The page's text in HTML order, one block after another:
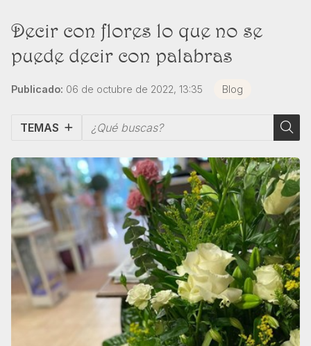
Decir con flores lo que no se
puede decir con palabras
Publicado: 06 de octubre de 2022, 13:35 Blog
TEMAS